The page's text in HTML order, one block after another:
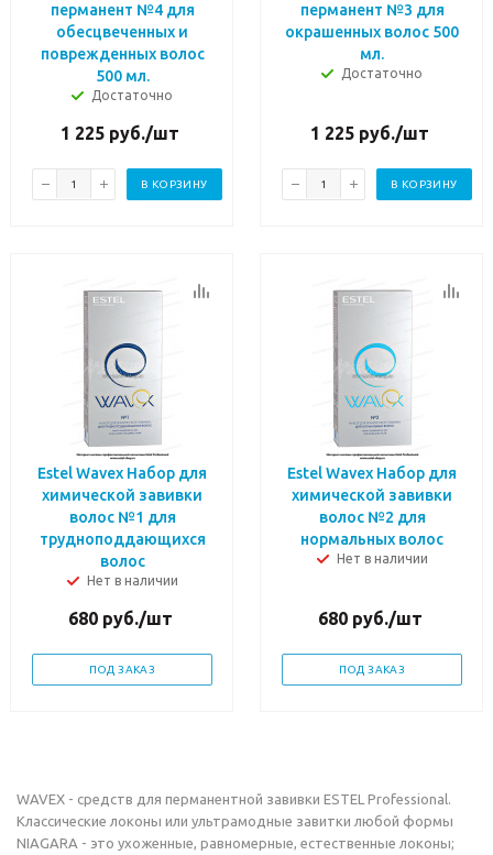
перманент №4 для
обесцвеченных и
поврежденных волос
500 мл.
Достаточно
1 225 руб./шт
В КОРЗИНУ
перманент №3 для
окрашенных волос 500
мл.
Достаточно
1 225 руб./шт
В КОРЗИНУ
Estel Wavex Набор для
химической завивки
волос №1 для
трудноподдающихся
волос
Нет в наличии
680руб./шт
ПОД ЗАКАЗ
Estel Wavex Набор для
химической завивки
волос №2 для
нормальных волос
Нет в наличии
680руб./шт
ПОД ЗАКАЗ
WAVEX - средств для перманентной завивки ESTEL Professional.
Классические локоны или ультрамодные завитки любой формы
NIAGARA - это ухоженные, равномерные, естественные локоны;